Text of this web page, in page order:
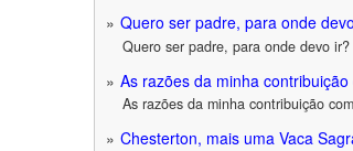
Quero ser padre, para onde
Quero ser padre, para onde devo ir?
As razões da minha
As razões da minha contribuição
Chesterton, mais uma Vaca